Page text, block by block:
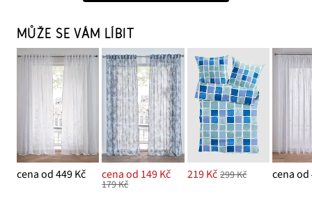
MŮŽE SE VÁM LÍBIT
cena od 449 Kč cena od 149 Kč
179 Kč
219 Kč 299 Kč cena od